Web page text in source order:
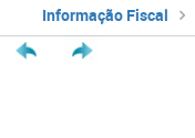
Informação Fiscal